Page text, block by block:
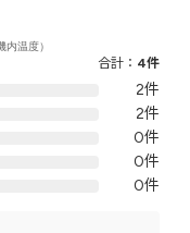
合計： 4件
2件
2件
0件
0件
0件